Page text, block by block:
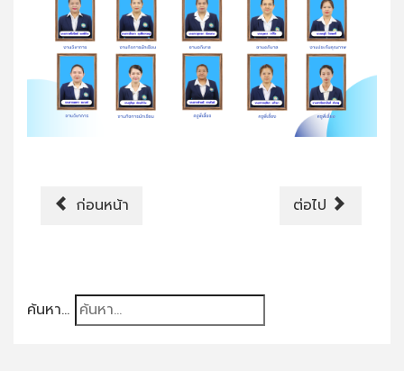
ก่อนหน้า ต่อไป
ค้นหา...